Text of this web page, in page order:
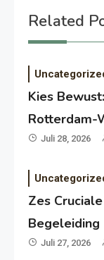
Related
Kies
Rotterdam-
Juli 28, 2026
Zes
Begeleiding
Juli 27, 2026